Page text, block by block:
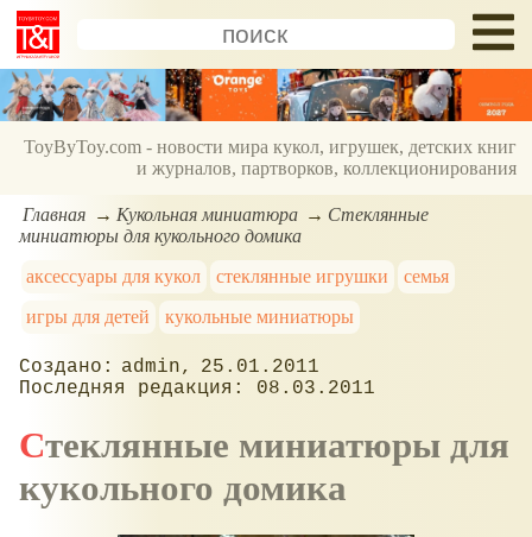
ToyByToy.com - новости мира кукол, игрушек, детских книг
и журналов, партворков, коллекционирования
Главная Кукольная миниатюра
Стеклянные
миниатюры для кукольного домика
аксессуары для кукол
стеклянные игрушки
семья
игры для детей
кукольные миниатюры
admin
25.01.2011
08.03.2011
Стеклянные миниатюры для
кукольного домика